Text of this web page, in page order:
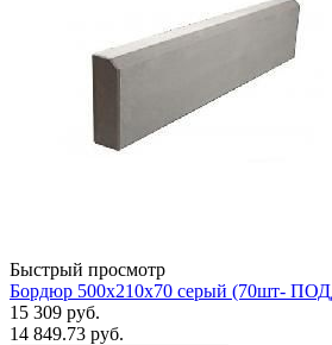
Быстрый просмотр
Бордюр 500х210х70 серый (70шт-
15 309 руб.
14 849.73 руб.